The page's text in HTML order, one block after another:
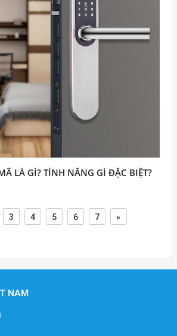
LÀ GÌ? TÍNH NĂNG GÌ ĐẶC BIỆT?
3 4 5 6 7 »
NAM